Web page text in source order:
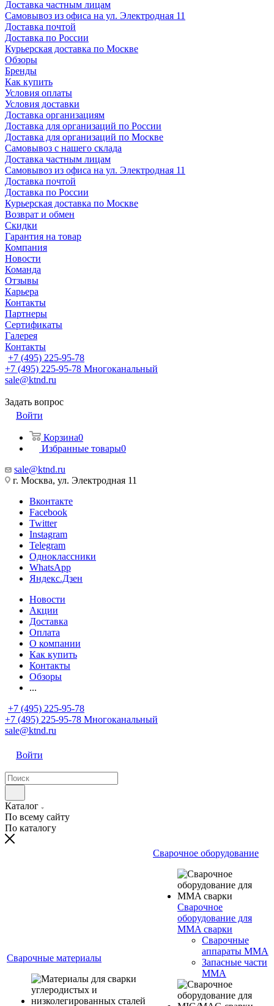
Доставка частным лицам
Самовывоз из офиса на ул. Электродная 11
Доставка почтой
Доставка по России
Курьерская доставка по Москве
Обзоры
Бренды
Как купить
Условия оплаты
Условия доставки
Доставка организациям
Доставка для организаций по России
Доставка для организаций по Москве
Самовывоз с нашего склада
Доставка частным лицам
Самовывоз из офиса на ул. Электродная 11
Доставка почтой
Доставка по России
Курьерская доставка по Москве
Возврат и обмен
Скидки
Гарантия на товар
Компания
Новости
Команда
Отзывы
Карьера
Контакты
Партнеры
Сертификаты
Галерея
Контакты
+7 (495) 225-95-78
+7 (495) 225-95-78 Многоканальный
sale@ktnd.ru
Задать вопрос
Войти
Корзина0
Избранные товары0
sale@ktnd.ru
г. Москва, ул. Электродная 11
Вконтакте
Facebook
Twitter
Instagram
Telegram
Одноклассники
WhatsApp
Яндекс.Дзен
Новости
Акции
Доставка
Оплата
О компании
Как купить
Контакты
Обзоры
...
+7 (495) 225-95-78
+7 (495) 225-95-78 Многоканальный
sale@ktnd.ru
Войти
Каталог
По всему сайту
По каталогу
Сварочные материалы
Сварочное оборудование
Сварочное
оборудование для
MMA сварки
Сварочные
аппараты MMA
Запасные части
MMA